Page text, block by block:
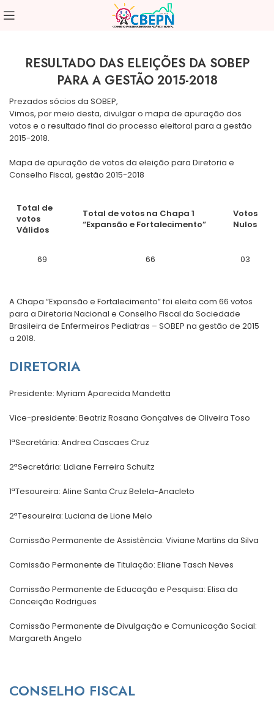
RESULTADO DAS ELEIÇÕES DA SOBEP
PARA A GESTÃO 2015-2018
Prezados sócios da SOBEP,
Vimos, por meio desta, divulgar o mapa de apuração dos
votos e o resultado final do processo eleitoral para a gestão
2015-2018.
Mapa de apuração de votos da eleição para Diretoria e
Conselho Fiscal, gestão 2015-2018
Total de
votos
Válidos
Total de votos na Chapa 1
“Expansão e Fortalecimento”
Votos
Nulos
69 66 03
A Chapa “Expansão e Fortalecimento” foi eleita com 66 votos
para a Diretoria Nacional e Conselho Fiscal da Sociedade
Brasileira de Enfermeiros Pediatras – SOBEP na gestão de 2015
a 2018.
DIRETORIA
Presidente: Myriam Aparecida Mandetta
Vice-presidente: Beatriz Rosana Gonçalves de Oliveira Toso
1ªSecretária: Andrea Cascaes Cruz
2ªSecretária: Lidiane Ferreira Schultz
1ªTesoureira: Aline Santa Cruz Belela-Anacleto
2ªTesoureira: Luciana de Lione Melo
Comissão Permanente de Assistência: Viviane Martins da Silva
Comissão Permanente de Titulação: Eliane Tasch Neves
Comissão Permanente de Educação e Pesquisa: Elisa da
Conceição Rodrigues
Comissão Permanente de Divulgação e Comunicação Social:
Margareth Angelo
CONSELHO FISCAL